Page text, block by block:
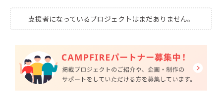
支援者になっているプロジェクトはまだありません。